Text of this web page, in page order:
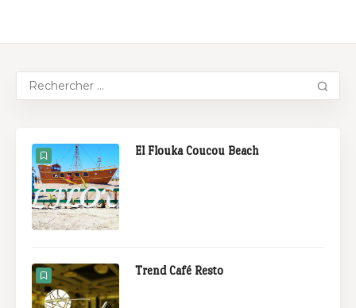
El Flouka Coucou Beach
Trend Café Resto